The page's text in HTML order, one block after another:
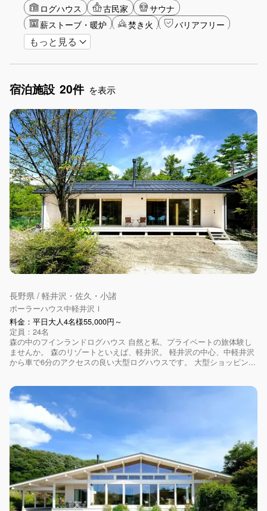
ログハウス
古民家
サウナ
薪ストーブ・暖炉
焚き火
バリアフリー
カップル
女子旅
お子さま歓迎
もっと見る
宿泊施設 20件 を表示
長野県 / 軽井沢・佐久・小諸
ポーラーハウス中軽井沢Ⅰ
料金：平日大人4名様55,000円～
定員：24名
森の中のフインランドログハウス 自然と私、プライベートの旅体験し
ませんか。 森のリゾートといえば、軽井沢。 軽井沢の中心、中軽井沢
から車で6分のアクセスの良い大型ログハウスです。 大型ショッピン...